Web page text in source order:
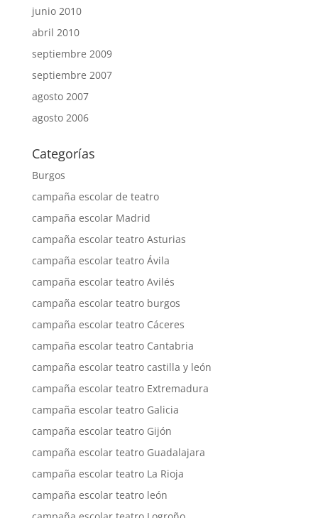
junio 2010
abril 2010
septiembre 2009
septiembre 2007
agosto 2007
agosto 2006
Categorías
Burgos
campaña escolar de teatro
campaña escolar Madrid
campaña escolar teatro Asturias
campaña escolar teatro Ávila
campaña escolar teatro Avilés
campaña escolar teatro burgos
campaña escolar teatro Cáceres
campaña escolar teatro Cantabria
campaña escolar teatro castilla y león
campaña escolar teatro Extremadura
campaña escolar teatro Galicia
campaña escolar teatro Gijón
campaña escolar teatro Guadalajara
campaña escolar teatro La Rioja
campaña escolar teatro león